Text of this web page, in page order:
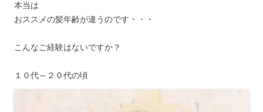
本当は
おススメの髪年齢が違うのです・・・
こんなご経験はないですか？
１０代～２０代の頃